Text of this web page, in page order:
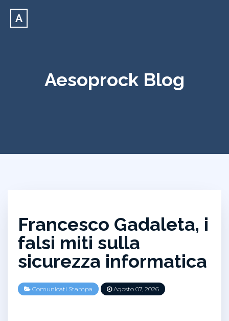
A
Aesoprock Blog
Francesco Gadaleta, i
falsi miti sulla
sicurezza informatica
Comunicati Stampa Agosto 07, 2026